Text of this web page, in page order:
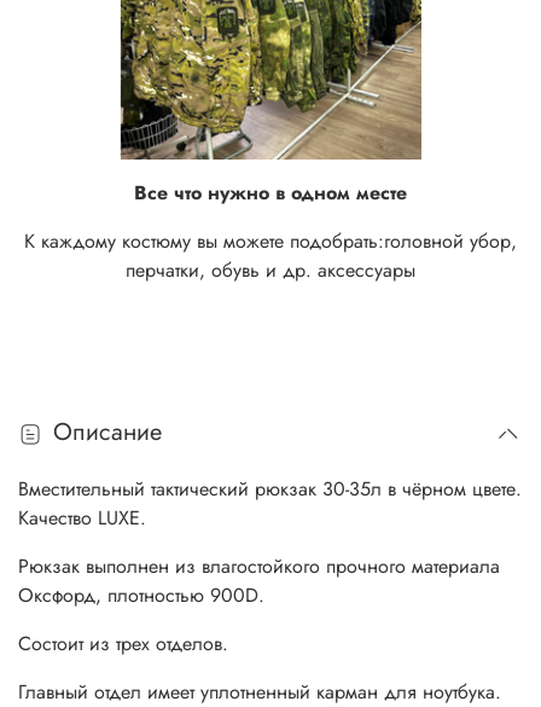
Все что нужно в одном месте
К каждому костюму вы можете подобрать:головной убор,
перчатки, обувь и др. аксессуары
Описание
Вместительный тактический рюкзак 30-35л в чёрном цвете.
Качество LUXE.
Рюкзак выполнен из влагостойкого прочного материала
Оксфорд, плотностью 900D.
Состоит из трех отделов.
Главный отдел имеет уплотненный карман для ноутбука.